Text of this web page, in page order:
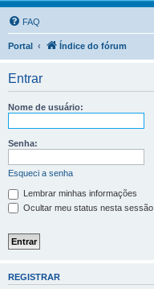
FAQ
Portal Índice do fórum
Entrar
Nome de usuário:
Senha:
Esqueci a senha
Lembrar minhas informações
Ocultar meu status nesta sessão
REGISTRAR